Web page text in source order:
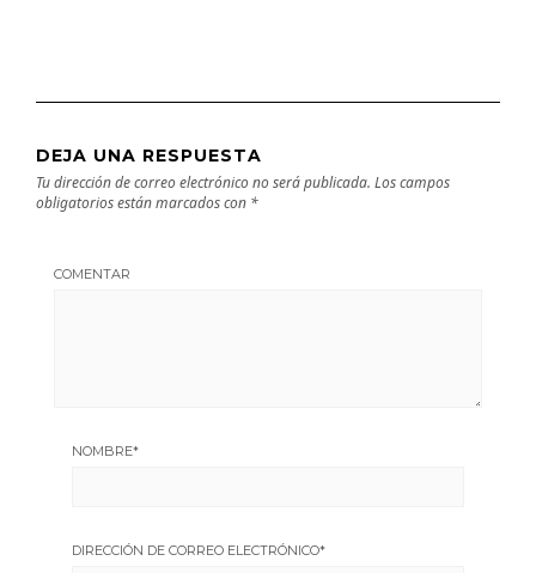
DEJA UNA RESPUESTA
Tu dirección de correo electrónico no será publicada. Los campos
obligatorios están marcados con *
COMENTAR
NOMBRE*
DIRECCIÓN DE CORREO ELECTRÓNICO*